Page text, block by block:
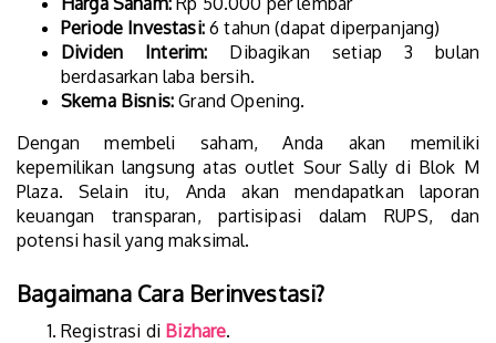
Periode Investasi:6 tahun (dapat diperpanjang)
Dividen Interim: Dibagikan setiap 3 bulan
berdasarkan laba bersih.
Skema Bisnis: Grand Opening.
Dengan membeli saham, Anda akan memiliki
kepemilikan langsung atas outlet Sour Sally di Blok M
Plaza. Selain itu, Anda akan mendapatkan laporan
keuangan transparan, partisipasi dalam RUPS, dan
potensi hasil yang maksimal.
Bagaimana Cara Berinvestasi?
Registrasi di Bizhare.